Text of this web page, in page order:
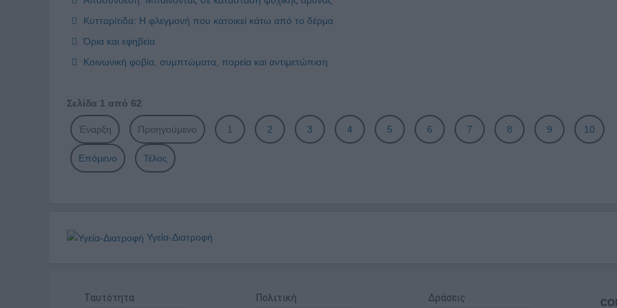
Κυτταρίτιδα: Η φλεγμονή που κατοικεί κάτω από το δέρμα
Όρια και εφηβεία
Κοινωνική φοβία, συμπτώματα, πορεία και αντιμετώπιση
Σελίδα 1 από 62
Έναρξη Προηγούμενο 1 2 3 4 5 6 7 8 9 10
Επόμενο Τέλος
Υγεία-Διατροφή
Ταυτότητα Πολιτική Δράσεις